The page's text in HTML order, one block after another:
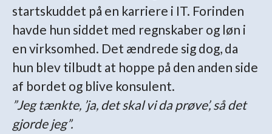
startskuddet på en karriere i IT. Forinden
havde hun siddet med regnskaber og løn i
en virksomhed. Det ændrede sig dog, da
hun blev tilbudt at hoppe på den anden side
af bordet og blive konsulent.
”Jeg tænkte, ’ja, det skal vi da prøve’, så det
gjorde jeg”.